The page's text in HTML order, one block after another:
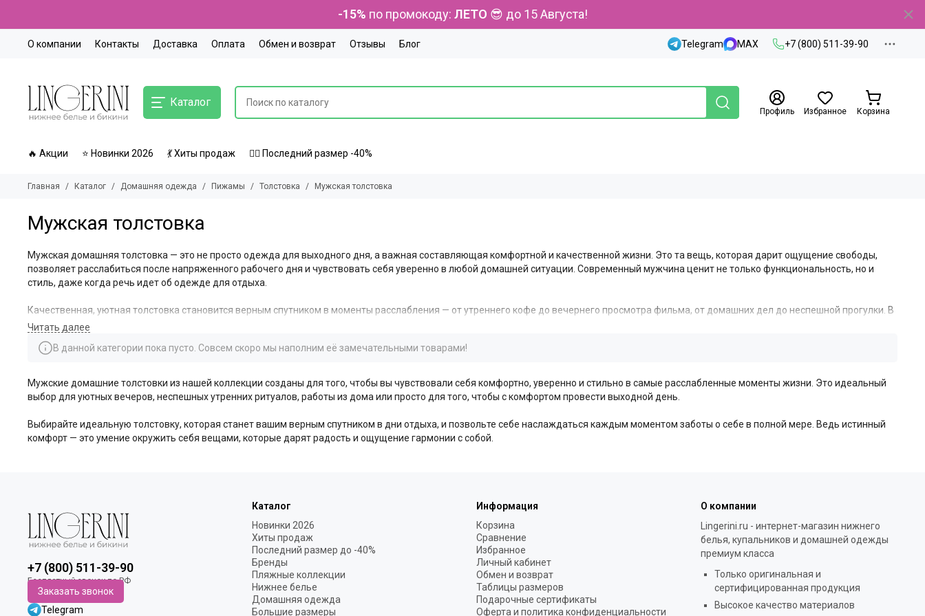
-15% по промокоду: ЛЕТО 😎 до 15 Августа!
О компании Контакты Доставка Оплата Обмен и возврат Отзывы Блог Telegram MAX +7 (800) 511-39-90
Каталог
Профиль Избранное Корзина
🔥 Акции ⭐ Новинки 2026 💃 Хиты продаж 🏃‍♀️ Последний размер -40%
Главная Каталог Домашняя одежда Пижамы Толстовка Мужская толстовка
Мужская толстовка
Мужская домашняя толстовка — это не просто одежда для выходного дня, а важная составляющая комфортной и качественной жизни. Это та вещь, которая дарит ощущение свободы,
позволяет расслабиться после напряженного рабочего дня и чувствовать себя уверенно в любой домашней ситуации. Современный мужчина ценит не только функциональность, но и
стиль, даже когда речь идет об одежде для отдыха.
Качественная, уютная толстовка становится верным спутником в моменты расслабления — от утреннего кофе до вечернего просмотра фильма, от домашних дел до неспешной прогулки. В
нашем разделе представлены мужские толстовки, которые сочетают в себе безупречное качество материалов, продуманный крой и лаконичный, мужественный дизайн.
В основе нашей коллекции лежат только качественные, приятные на ощупь материалы, созданные для максимального комфорта. Мягкий, дышащий хлопок обеспечивает превосходную
вечеров; он нежный на ощупь, отлично сохраняет тепло и создает ощущение мягкого, ненавязчивого уюта, не перегревая.
после множества стирок. А современные смесовые ткани с добавлением эластана обеспечивают идеальную посадку и полную свободу движений.
В данной категории пока пусто. Совсем скоро мы наполним её замечательными товарами!
Мужские домашние толстовки из нашей коллекции созданы для того, чтобы вы чувствовали себя комфортно, уверенно и стильно в самые расслабленные моменты жизни. Это идеальный
выбор для уютных вечеров, неспешных утренних ритуалов, работы из дома или просто для того, чтобы с комфортом провести выходной день.
Выбирайте идеальную толстовку, которая станет вашим верным спутником в дни отдыха, и позвольте себе наслаждаться каждым моментом заботы о себе в полной мере. Ведь истинный
комфорт — это умение окружить себя вещами, которые дарят радость и ощущение гармонии с собой.
+7 (800) 511-39-90
Заказать звонок
Telegram
Каталог
Новинки 2026
Хиты продаж
Последний размер до -40%
Бренды
Пляжные коллекции
Нижнее белье
Домашняя одежда
Большие размеры
Информация
Корзина
Сравнение
Избранное
Личный кабинет
Обмен и возврат
Таблицы размеров
Подарочные сертификаты
Оферта и политика конфиденциальности
О компании
Lingerini.ru - интернет-магазин нижнего
белья, купальников и домашней одежды
премиум класса
Только оригинальная и
сертифицированная продукция
Высокое качество материалов